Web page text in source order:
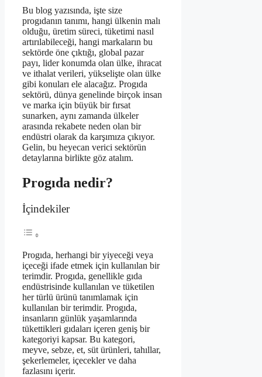
Bu blog yazısında, işte size
progıdanın tanımı, hangi ülkenin malı
olduğu, üretim süreci, tüketimi nasıl
artırılabileceği, hangi markaların bu
sektörde öne çıktığı, global pazar
payı, lider konumda olan ülke, ihracat
ve ithalat verileri, yükselişte olan ülke
gibi konuları ele alacağız. Progıda
sektörü, dünya genelinde birçok insan
ve marka için büyük bir fırsat
sunarken, aynı zamanda ülkeler
arasında rekabete neden olan bir
endüstri olarak da karşımıza çıkıyor.
Gelin, bu heyecan verici sektörün
detaylarına birlikte göz atalım.
Progıda nedir?
İçindekiler
Progıda, herhangi bir yiyeceği veya
içeceği ifade etmek için kullanılan bir
terimdir. Progıda, genellikle gıda
endüstrisinde kullanılan ve tüketilen
her türlü ürünü tanımlamak için
kullanılan bir terimdir. Progıda,
insanların günlük yaşamlarında
tükettikleri gıdaları içeren geniş bir
kategoriyi kapsar. Bu kategori,
meyve, sebze, et, süt ürünleri, tahıllar,
şekerlemeler, içecekler ve daha
fazlasını içerir.